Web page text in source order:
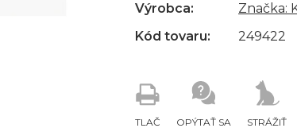
TLAČ OPÝTAŤ SA STRÁŽIŤ
Výrobca:
Značka:
Kód tovaru:
249422